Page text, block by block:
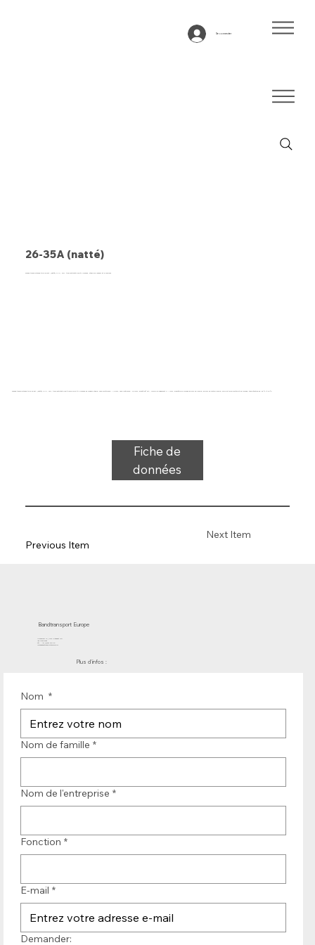
Se connecter
26-35A (natté)
Bande transporteuse type 26-35A (natté) PVC, noir, tissu antistatique à 2 couches, stable en largeur et silencieux
Bande transporteuse type 26-35A (natté) PVC, noir, tissu antistatique à faible bruit à 2 couches de largeur stable, face supérieure : 1,0 mm, face inférieure : 0,0 mm, dureté 35° ShA, force d'allongement 11 N/mm, diamètre du rouleau 50 mm en flexion, 80 mm en contre-flexion, support de glissière et de rouleau, température de -25 °C à 70 °C
Fiche de
données
Previous Item
Next Item
Bandtransport Europe
Molenwerf 12 | DB Uitgeest 1911
les Pays-Bas
Tél. : +31 (0)251 319 119
info@bandtransporteurope.nl
Plus d'infos :
Nom *
Nom de famille *
Nom de l'entreprise *
Fonction *
E-mail *
Demander: